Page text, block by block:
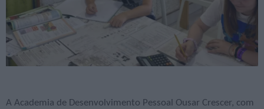
A Academia de Desenvolvimento Pessoal Ousar Crescer, com